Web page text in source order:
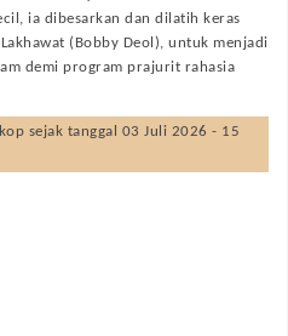
ia dibesarkan dan dilatih keras
(Bobby Deol), untuk menjadi
demi program prajurit rahasia
sejak tanggal 03 Juli 2026 - 15